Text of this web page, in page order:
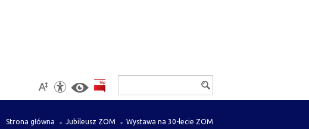
Wyszukiwarka
Ustawienia
Strona główna Jubileusz ZOM Wystawa na 30-lecie ZOM